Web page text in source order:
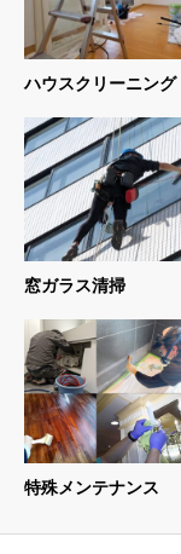
ハウスクリーニング
窓ガラス清掃
特殊メンテナンス